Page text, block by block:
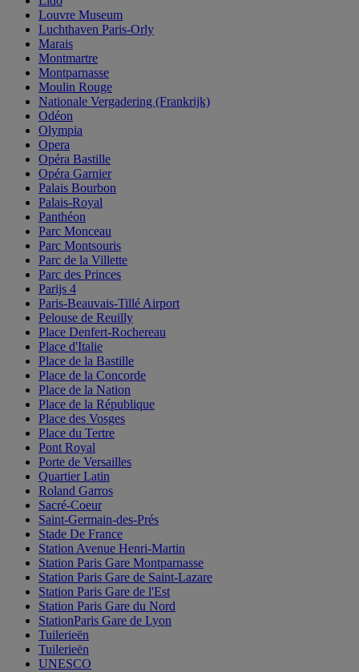
Louvre Museum
Luchthaven Paris-Orly
Marais
Montmartre
Montparnasse
Moulin Rouge
Nationale Vergadering (Frankrijk)
Odéon
Olympia
Opera
Opéra Bastille
Opéra Garnier
Palais Bourbon
Palais-Royal
Panthéon
Parc Monceau
Parc Montsouris
Parc de la Villette
Parc des Princes
Parijs 4
Paris-Beauvais-Tillé Airport
Pelouse de Reuilly
Place Denfert-Rochereau
Place d'Italie
Place de la Bastille
Place de la Concorde
Place de la Nation
Place de la République
Place des Vosges
Place du Tertre
Pont Royal
Porte de Versailles
Quartier Latin
Roland Garros
Sacré-Coeur
Saint-Germain-des-Prés
Stade De France
Station Avenue Henri-Martin
Station Paris Gare Montparnasse
Station Paris Gare de Saint-Lazare
Station Paris Gare de l'Est
Station Paris Gare du Nord
StationParis Gare de Lyon
Tuilerieën
Tuilerieën
UNESCO